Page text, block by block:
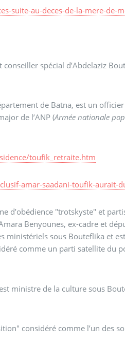
suite-au-deces-de-la-mere-de-
spécial d’Abdelaziz
de Batna, est un
de l’ANP (Armée nationale
toufik_retraite.htm
amar-saadani-toufik-aurait-
d’obédience "trotskyste" et
Benyounes, ex-cadre et
ministériels sous Bouteflika et
comme un parti satellite du
ministre de la culture sous
considéré comme l’un des